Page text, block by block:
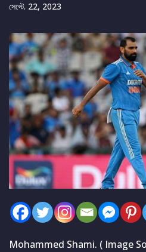
সেপ্টে. 22, 2023
Mohammed Shami. ( Image